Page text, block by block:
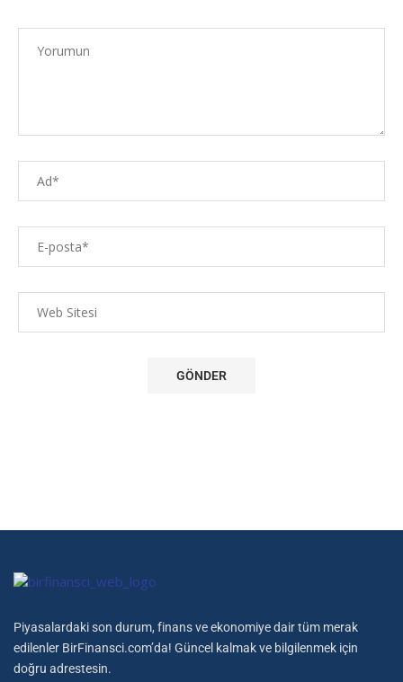
Piyasalardaki son durum, finans ve ekonomiye dair tüm merak
edilenler BirFinansci.com’da! Güncel kalmak ve bilgilenmek için
doğru adrestesin.